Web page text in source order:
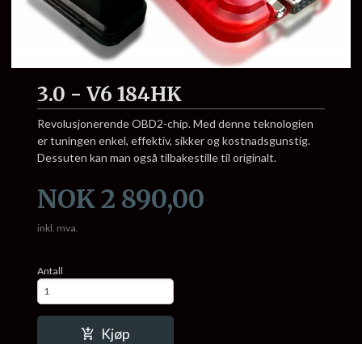
3.0 - V6 184HK
Revolusjonerende OBD2-chip. Med denne teknologien
er tuningen enkel, effektiv, sikker og kostnadsgunstig.
Dessuten kan man også tilbakestille til originalt.
Pris
NOK2 890,00
inkl. mva.
Antall
Kjøp